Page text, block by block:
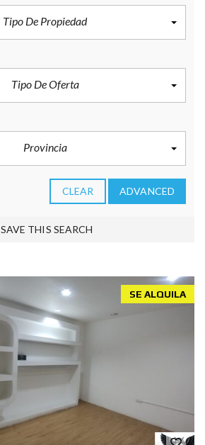
Tipo De Propiedad
Tipo De Oferta
Provincia
CLEAR ADVANCED
SAVE THIS SEARCH
SE ALQUILA